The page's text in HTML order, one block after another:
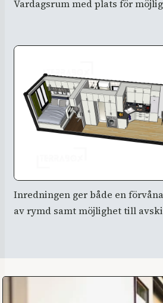
Vardagsrum med plats för
Inredningen ger både en
av rymd samt möjlighet till